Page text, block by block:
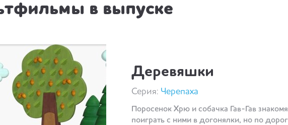
в выпуске
Деревяшки
Серия: Черепаха
Поросенок Хрю и собачка Гав-Гав
поиграть с ними в догонялки, но по